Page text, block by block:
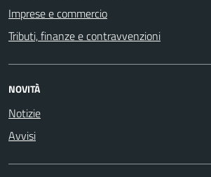
Imprese e commercio
Tributi, finanze e contravvenzioni
NOVITÀ
Notizie
Avvisi